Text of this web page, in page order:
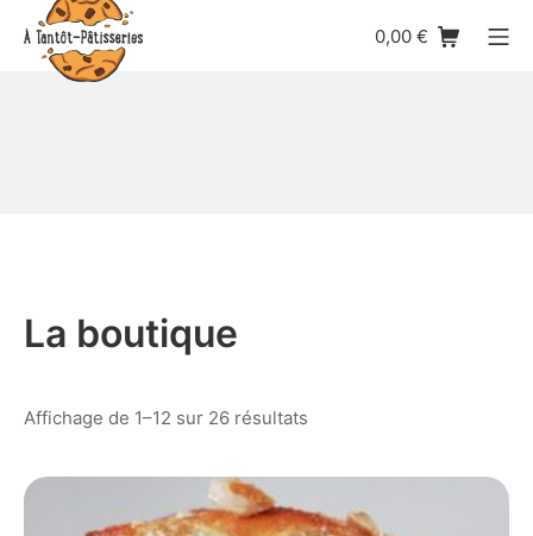
content
Shopping Cart
0,00€
La boutique
Affichage de 1–12 sur 26 résultats